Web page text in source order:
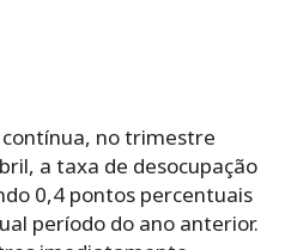
contínua, no trimestre
a taxa de desocupação
0,4 pontos percentuais
período do ano anterior.